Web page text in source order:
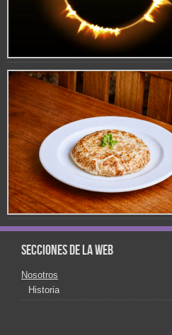
Secciones de la web
Nosotros
Historia